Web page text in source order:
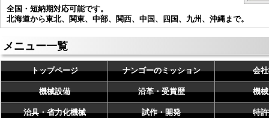
全国・短納期対応可能です。
北海道から東北、関東、中部、関西、中国、四国、九州、沖縄まで。
メニュー一覧
トップページ ナンゴーのミッション 会
機械設備 沿革・受賞歴 機
治具・省力化機械 試作・開発 特